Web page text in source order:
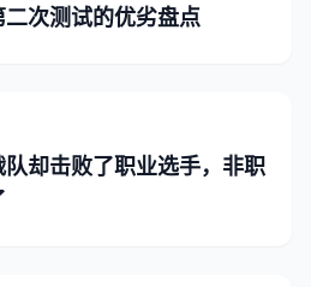
二次测试的优劣盘点
却击败了职业选手，非职